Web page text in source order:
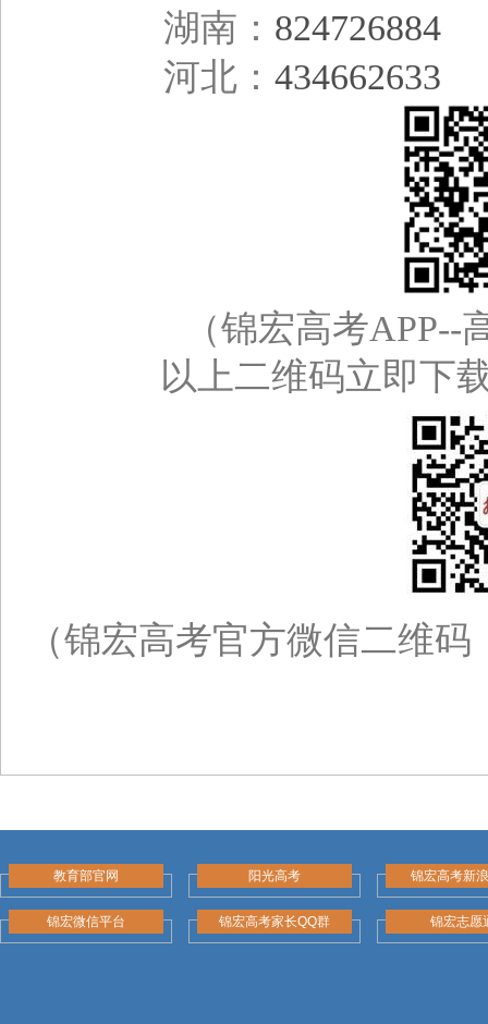
湖南： 824726884
河北： 434662633
（锦宏高考APP--高
以上二维码立即下
（锦宏高考官方微信二维码
教育部官网 阳光高考 锦宏高考新
锦宏微信平台 锦宏高考家长QQ群 锦宏志愿